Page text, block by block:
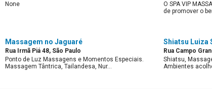
None
O SPA VIP
de promover o
Massagem no Jaguaré
Rua Irmã Piá 48, São Paulo
Ponto de Luz Massagens e Momentos Especiais.
Massagem Tântrica, Tailandesa, Nur…
Shiatsu Luiza
Rua Campo
Shiatsu,
Ambientes